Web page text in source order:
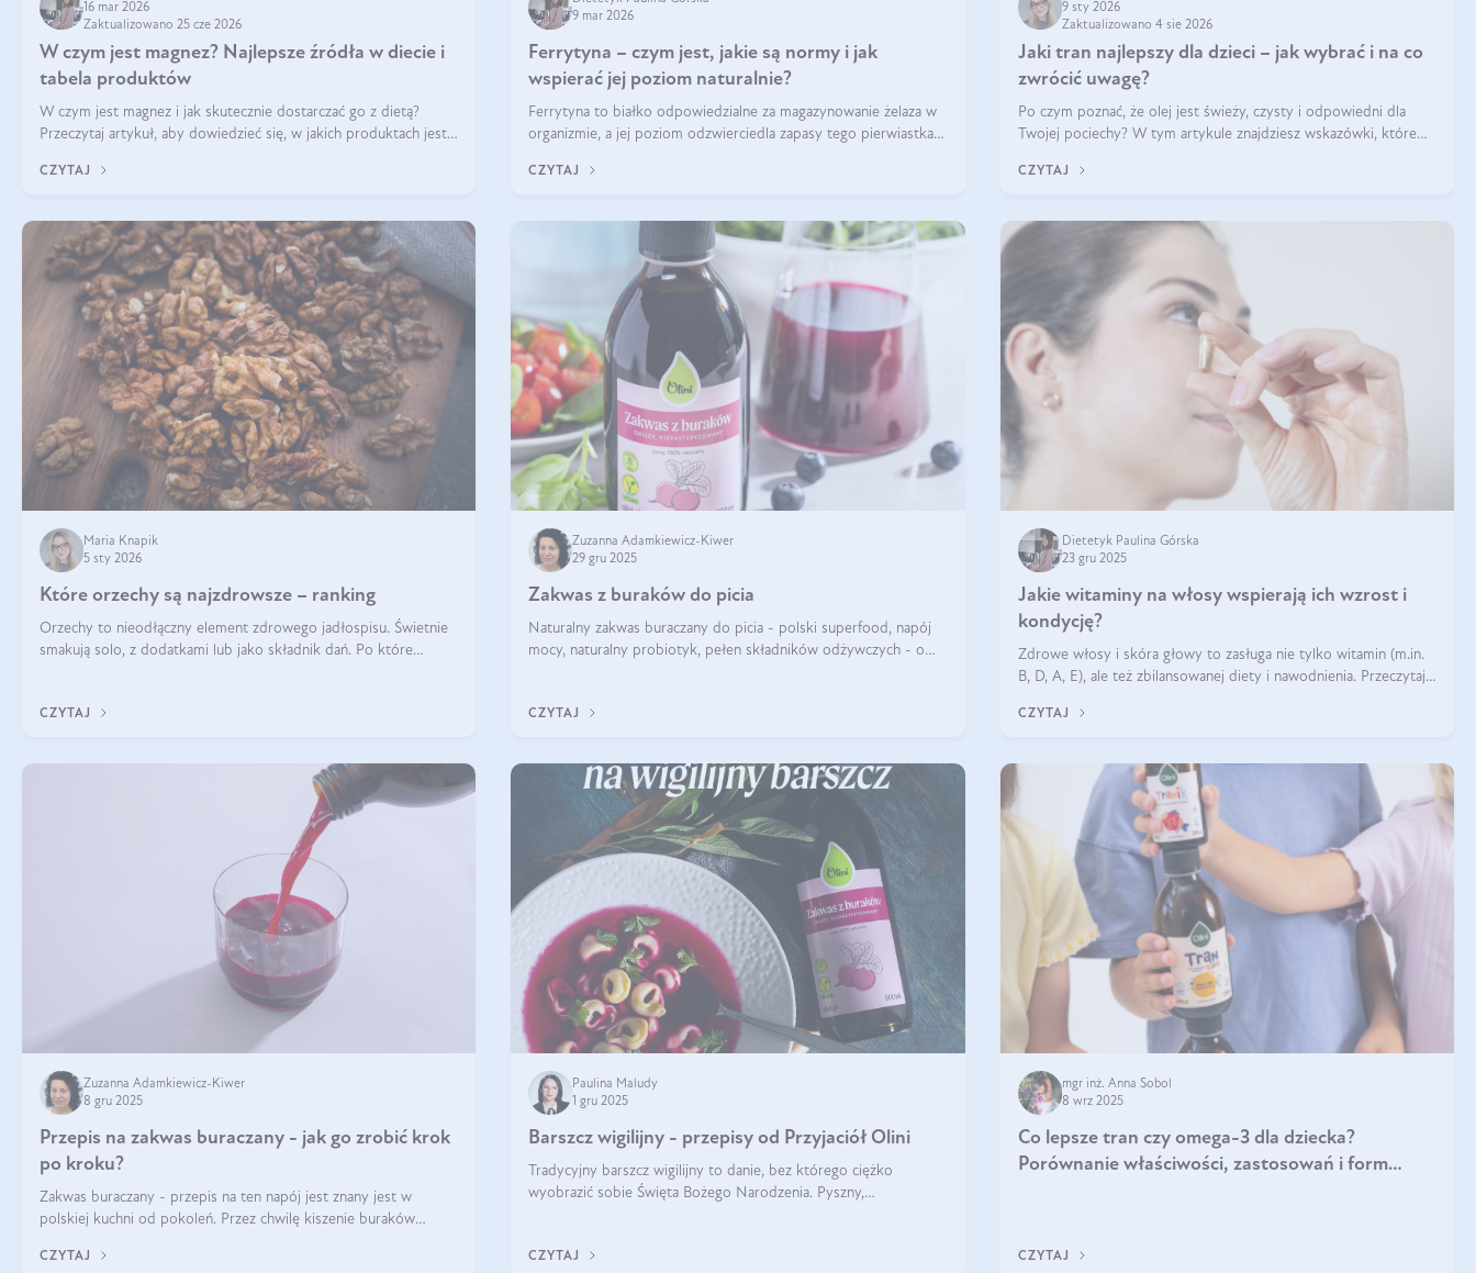
16 mar 2026
Zaktualizowano 25 cze 2026
W czym jest magnez? Najlepsze źródła w diecie i
tabela produktów
W czym jest magnez i jak skutecznie dostarczać go z dietą?
Przeczytaj artykuł, aby dowiedzieć się, w jakich produktach jest
CZYTAJ
9 mar 2026
Ferrytyna – czym jest, jakie są normy i jak
wspierać jej poziom naturalnie?
Ferrytyna to białko odpowiedzialne za magazynowanie żelaza w
organizmie, a jej poziom odzwierciedla zapasy tego pierwiastka.
ferrytyny daje objawy, które mogą utrudniać codzienne
CZYTAJ
9 sty 2026
Zaktualizowano 4 sie 2026
Jaki tran najlepszy dla dzieci – jak wybrać i na co
zwrócić uwagę?
Po czym poznać, że olej jest świeży, czysty i odpowiedni dla
Twojej pociechy? W tym artykule znajdziesz wskazówki, które
CZYTAJ
Maria Knapik
5 sty 2026
Które orzechy są najzdrowsze – ranking
Orzechy to nieodłączny element zdrowego jadłospisu. Świetnie
smakują solo, z dodatkami lub jako składnik dań. Po które
CZYTAJ
Zuzanna Adamkiewicz-Kiwer
29 gru 2025
Zakwas z buraków do picia
Naturalny zakwas buraczany do picia - polski superfood, napój
mocy, naturalny probiotyk, pełen składników odżywczych - o
CZYTAJ
Dietetyk Paulina Górska
23 gru 2025
Jakie witaminy na włosy wspierają ich wzrost i
kondycję?
Zdrowe włosy i skóra głowy to zasługa nie tylko witamin (m.in.
B, D, A, E), ale też zbilansowanej diety i nawodnienia. Przeczytaj
wypadanie włosów.
CZYTAJ
Zuzanna Adamkiewicz-Kiwer
8 gru 2025
Przepis na zakwas buraczany - jak go zrobić krok
po kroku?
Zakwas buraczany - przepis na ten napój jest znany jest w
polskiej kuchni od pokoleń. Przez chwilę kiszenie buraków
na fali popularności na
CZYTAJ
Paulina Maludy
1 gru 2025
Barszcz wigilijny - przepisy od Przyjaciół Olini
Tradycyjny barszcz wigilijny to danie, bez którego ciężko
wyobrazić sobie Święta Bożego Narodzenia. Pyszny,
CZYTAJ
mgr inż. Anna Sobol
8 wrz 2025
Co lepsze tran czy omega-3 dla dziecka?
Porównanie właściwości, zastosowań i form
CZYTAJ